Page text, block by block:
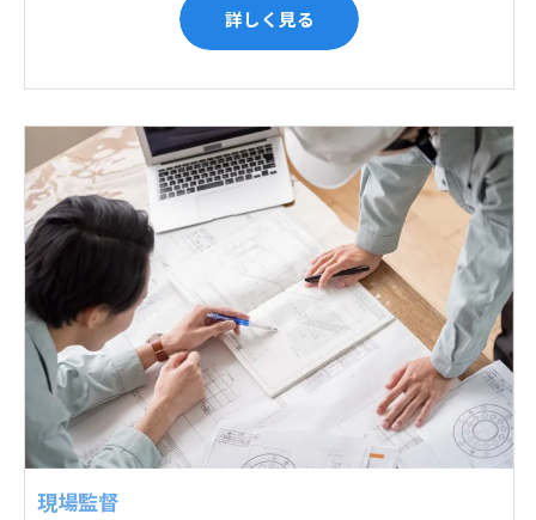
詳しく見る
現場監督